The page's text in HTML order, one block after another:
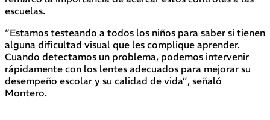
escuelas.
“Estamos testeando a todos los niños para saber si tienen
alguna dificultad visual que les complique aprender.
Cuando detectamos un problema, podemos intervenir
rápidamente con los lentes adecuados para mejorar su
desempeño escolar y su calidad de vida”, señaló
Montero.